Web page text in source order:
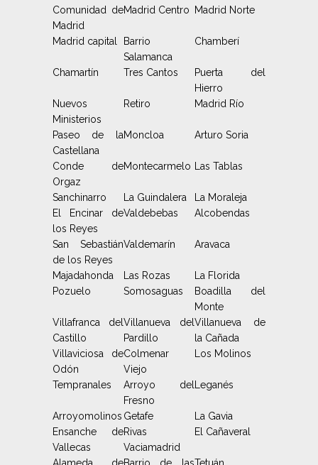
Comunidad de
Madrid
Madrid Centro Madrid Norte
Madrid capital
Barrio
Salamanca
Chamberí
Chamartín Tres Cantos
Puerta del
Hierro
Nuevos
Ministerios
Retiro Madrid Río
Paseo de la
Castellana
Moncloa Arturo Soria
Conde de
Orgaz
Montecarmelo Las Tablas
Sanchinarro La Guindalera
La Moraleja
El Encinar de
los Reyes
Valdebebas Alcobendas
San Sebastián
de los Reyes
Valdemarín Aravaca
Majadahonda Las Rozas
La Florida
Pozuelo
Somosaguas
Boadilla del
Monte
Villafranca del
Castillo
Villanueva del
Pardillo
Villanueva de
la Cañada
Villaviciosa de
Odón
Colmenar
Viejo
Los Molinos
Tempranales
Arroyo del
Fresno
Leganés
Arroyomolinos Getafe
La Gavia
Ensanche de
Vallecas
Rivas
Vaciamadrid
El Cañaveral